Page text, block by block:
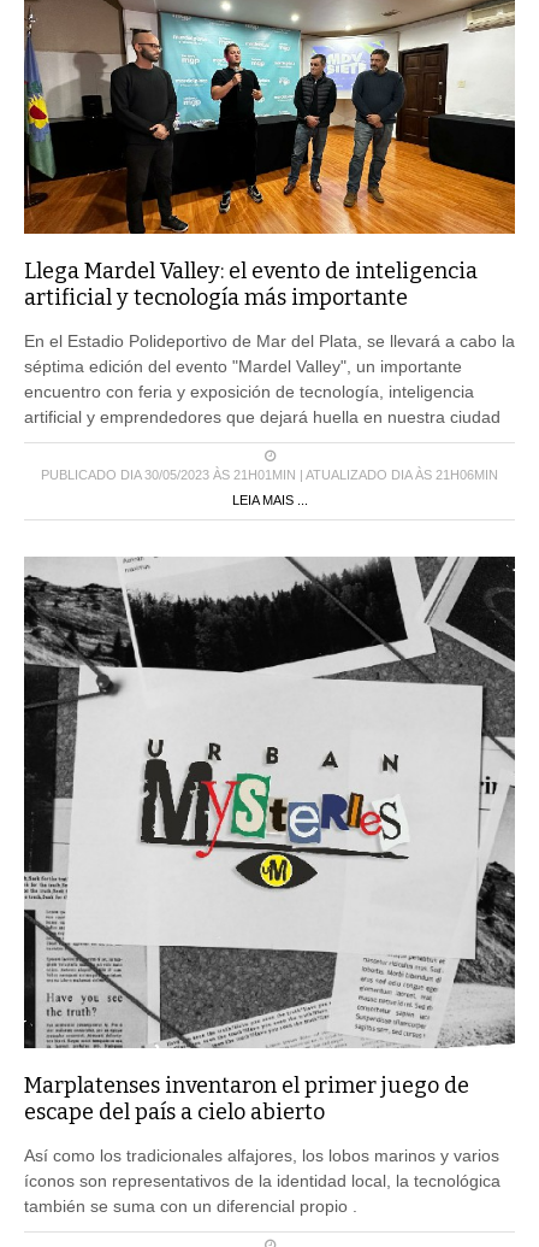
Llega Mardel Valley: el evento de inteligencia
artificial y tecnología más importante
En el Estadio Polideportivo de Mar del Plata, se llevará a cabo la
séptima edición del evento "Mardel Valley", un importante
encuentro con feria y exposición de tecnología, inteligencia
artificial y emprendedores que dejará huella en nuestra ciudad
PUBLICADO DIA 30/05/2023 ÀS 21H01MIN | ATUALIZADO DIA ÀS 21H06MIN
LEIA MAIS ...
Marplatenses inventaron el primer juego de
escape del país a cielo abierto
Así como los tradicionales alfajores, los lobos marinos y varios
íconos son representativos de la identidad local, la tecnológica
también se suma con un diferencial propio .